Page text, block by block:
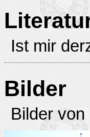
Ist mir
Bilder
Bilder